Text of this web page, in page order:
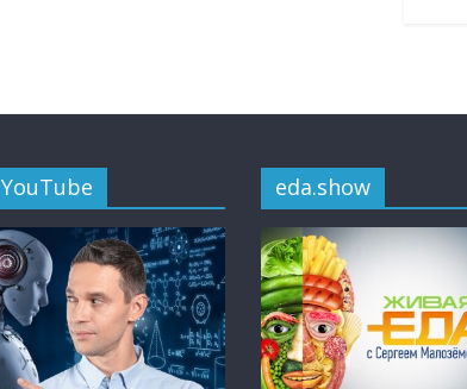
YouTube eda.show